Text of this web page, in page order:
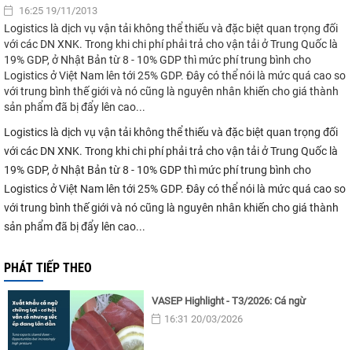
16:25 19/11/2013
Logistics là dịch vụ vận tải không thể thiếu và đặc biệt quan trọng đối
với các DN XNK. Trong khi chi phí phải trả cho vận tải ở Trung Quốc là
19% GDP, ở Nhật Bản từ 8 - 10% GDP thì mức phí trung bình cho
Logistics ở Việt Nam lên tới 25% GDP. Đây có thể nói là mức quá cao so
với trung bình thế giới và nó cũng là nguyên nhân khiến cho giá thành
sản phẩm đã bị đẩy lên cao...
Logistics là dịch vụ vận tải không thể thiếu và đặc biệt quan trọng đối
với các DN XNK. Trong khi chi phí phải trả cho vận tải ở Trung Quốc là
19% GDP, ở Nhật Bản từ 8 - 10% GDP thì mức phí trung bình cho
Logistics ở Việt Nam lên tới 25% GDP. Đây có thể nói là mức quá cao so
với trung bình thế giới và nó cũng là nguyên nhân khiến cho giá thành
sản phẩm đã bị đẩy lên cao...
PHÁT TIẾP THEO
VASEP Highlight - T3/2026: Cá ngừ
16:31 20/03/2026